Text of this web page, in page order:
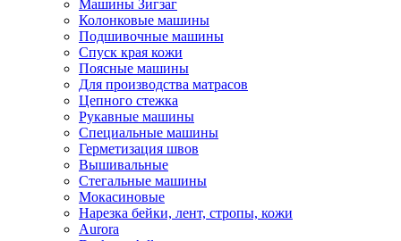
Машины Зигзаг
Колонковые машины
Подшивочные машины
Спуск края кожи
Поясные машины
Для производства матрасов
Цепного стежка
Рукавные машины
Специальные машины
Герметизация швов
Вышивальные
Стегальные машины
Мокасиновые
Нарезка бейки, лент, стропы, кожи
Aurora